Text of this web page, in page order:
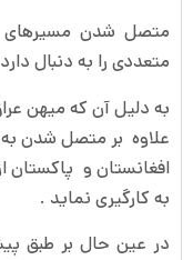
متصل شدن مسیرهای
متعددی را به دنبال
به دلیل آن که میهن
علاوه بر متصل شدن به
افغانستان و پاکستان
به کارگیری نماید .
در عین حال بر طبق